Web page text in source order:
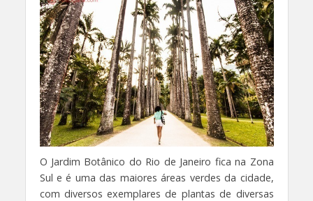
O Jardim Botânico do Rio de Janeiro fica na Zona
Sul e é uma das maiores áreas verdes da cidade,
com diversos exemplares de plantas de diversas